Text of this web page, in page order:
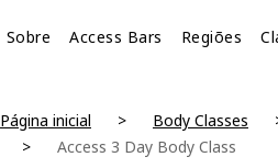
Sobre Access Bars Regiões
Página inicial Body Classes
Access 3 Day Body Class